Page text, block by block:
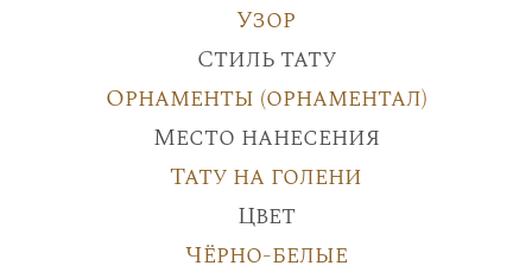
Узор
Стиль тату
Орнаменты (орнаментал)
Место нанесения
Тату на голени
Цвет
Чёрно-белые